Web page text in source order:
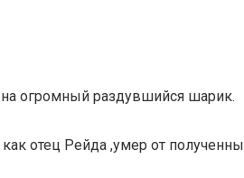
огромный раздувшийся шарик.
отец Рейда ,умер от